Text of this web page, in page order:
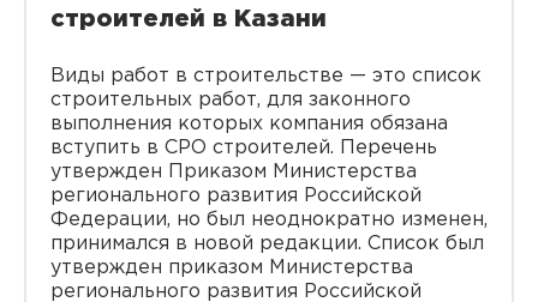
строителей в Казани
Виды работ в строительстве — это список
строительных работ, для законного
выполнения которых компания обязана
вступить в СРО строителей. Перечень
утвержден Приказом Министерства
регионального развития Российской
Федерации, но был неоднократно изменен,
принимался в новой редакции. Список был
утвержден приказом Министерства
регионального развития Российской